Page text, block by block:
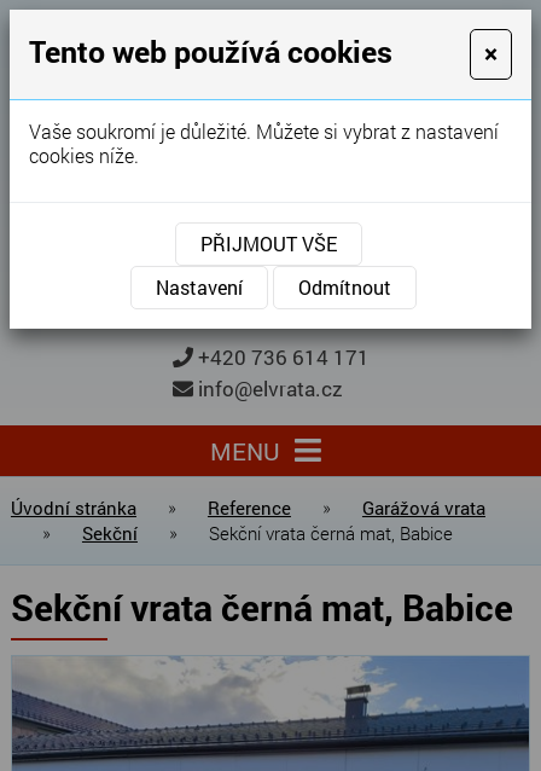
GARÁŽOVÁ VRATA
Karel Procházka
Garážová vrata, brány, ploty ...
Kontaktujte nás
KONTAKTUJTE NÁS
+420 736 614 171
info@elvrata.cz
MENU
Úvodní stránka » Reference »
Garážová vrata
»
Sekční » Sekční vrata černá mat, Babice
Sekční vrata černá mat, Babice
Tento web používá cookies ×
Vaše soukromí je důležité. Můžete si vybrat z nastavení
cookies níže.
PŘIJMOUT VŠE
Nastavení
Odmítnout